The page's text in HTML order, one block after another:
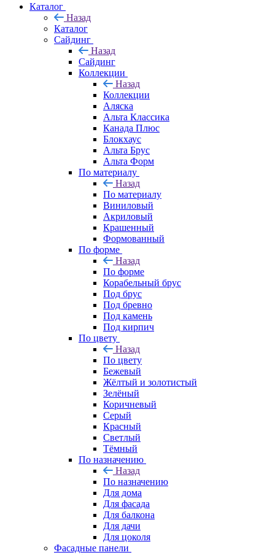
Каталог
Назад
Каталог
Сайдинг
Назад
Сайдинг
Коллекции
Назад
Коллекции
Аляска
Альта Классика
Канада Плюс
Блокхаус
Альта Брус
Альта Форм
По материалу
Назад
По материалу
Виниловый
Акриловый
Крашенный
Формованный
По форме
Назад
По форме
Корабельный брус
Под брус
Под бревно
Под камень
Под кирпич
По цвету
Назад
По цвету
Бежевый
Жёлтый и золотистый
Зелёный
Коричневый
Серый
Красный
Светлый
Тёмный
По назначению
Назад
По назначению
Для дома
Для фасада
Для балкона
Для дачи
Для цоколя
Фасадные панели